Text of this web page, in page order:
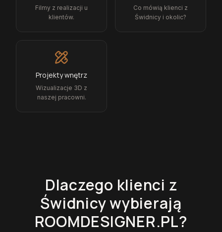
Filmy z realizacji u
klientów.
Co mówią klienci z
Świdnicy i okolic?
Projekty wnętrz
Wizualizacje 3D z
naszej pracowni.
Dlaczego klienci z
Świdnicywybierają
ROOMDESIGNER.PL?